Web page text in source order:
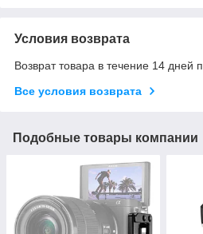
Условия возврата
Возврат товара в течение 14 дней
Все условия возврата
Подобные товары компании